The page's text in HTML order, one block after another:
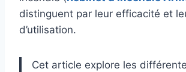
distinguent par leur efficacité et
d’utilisation.
Cet article explore les